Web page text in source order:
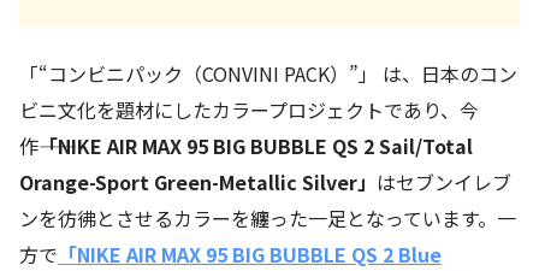
「“コンビニパック（CONVINI PACK）”」 は、日本のコン
ビニ文化を題材にしたカラープロジェクトであり、今
作――「NIKE AIR MAX 95 BIG BUBBLE QS 2 Sail/Total
Orange-Sport Green-Metallic Silver」 はセブンイレブ
ンを彷彿とさせるカラーを纏った一足となっています。一
方で 「NIKE AIR MAX 95 BIG BUBBLE QS 2 Blue